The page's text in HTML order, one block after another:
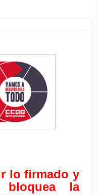
lo firmado y
bloquea la